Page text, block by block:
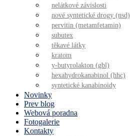
nelátkové závislosti
nové syntetické drogy (nsd)
pervitin (metamfetamin)
subutex
těkavé látky
kratom
y-butyrolakton (gbl)
hexahydrokanabinol (hhc)
syntetické kanabinoidy
Novinky
Prev blog
Webová poradna
Fotogalerie
Kontakty